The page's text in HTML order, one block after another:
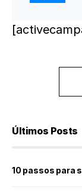
Últimos Posts
10 passos para